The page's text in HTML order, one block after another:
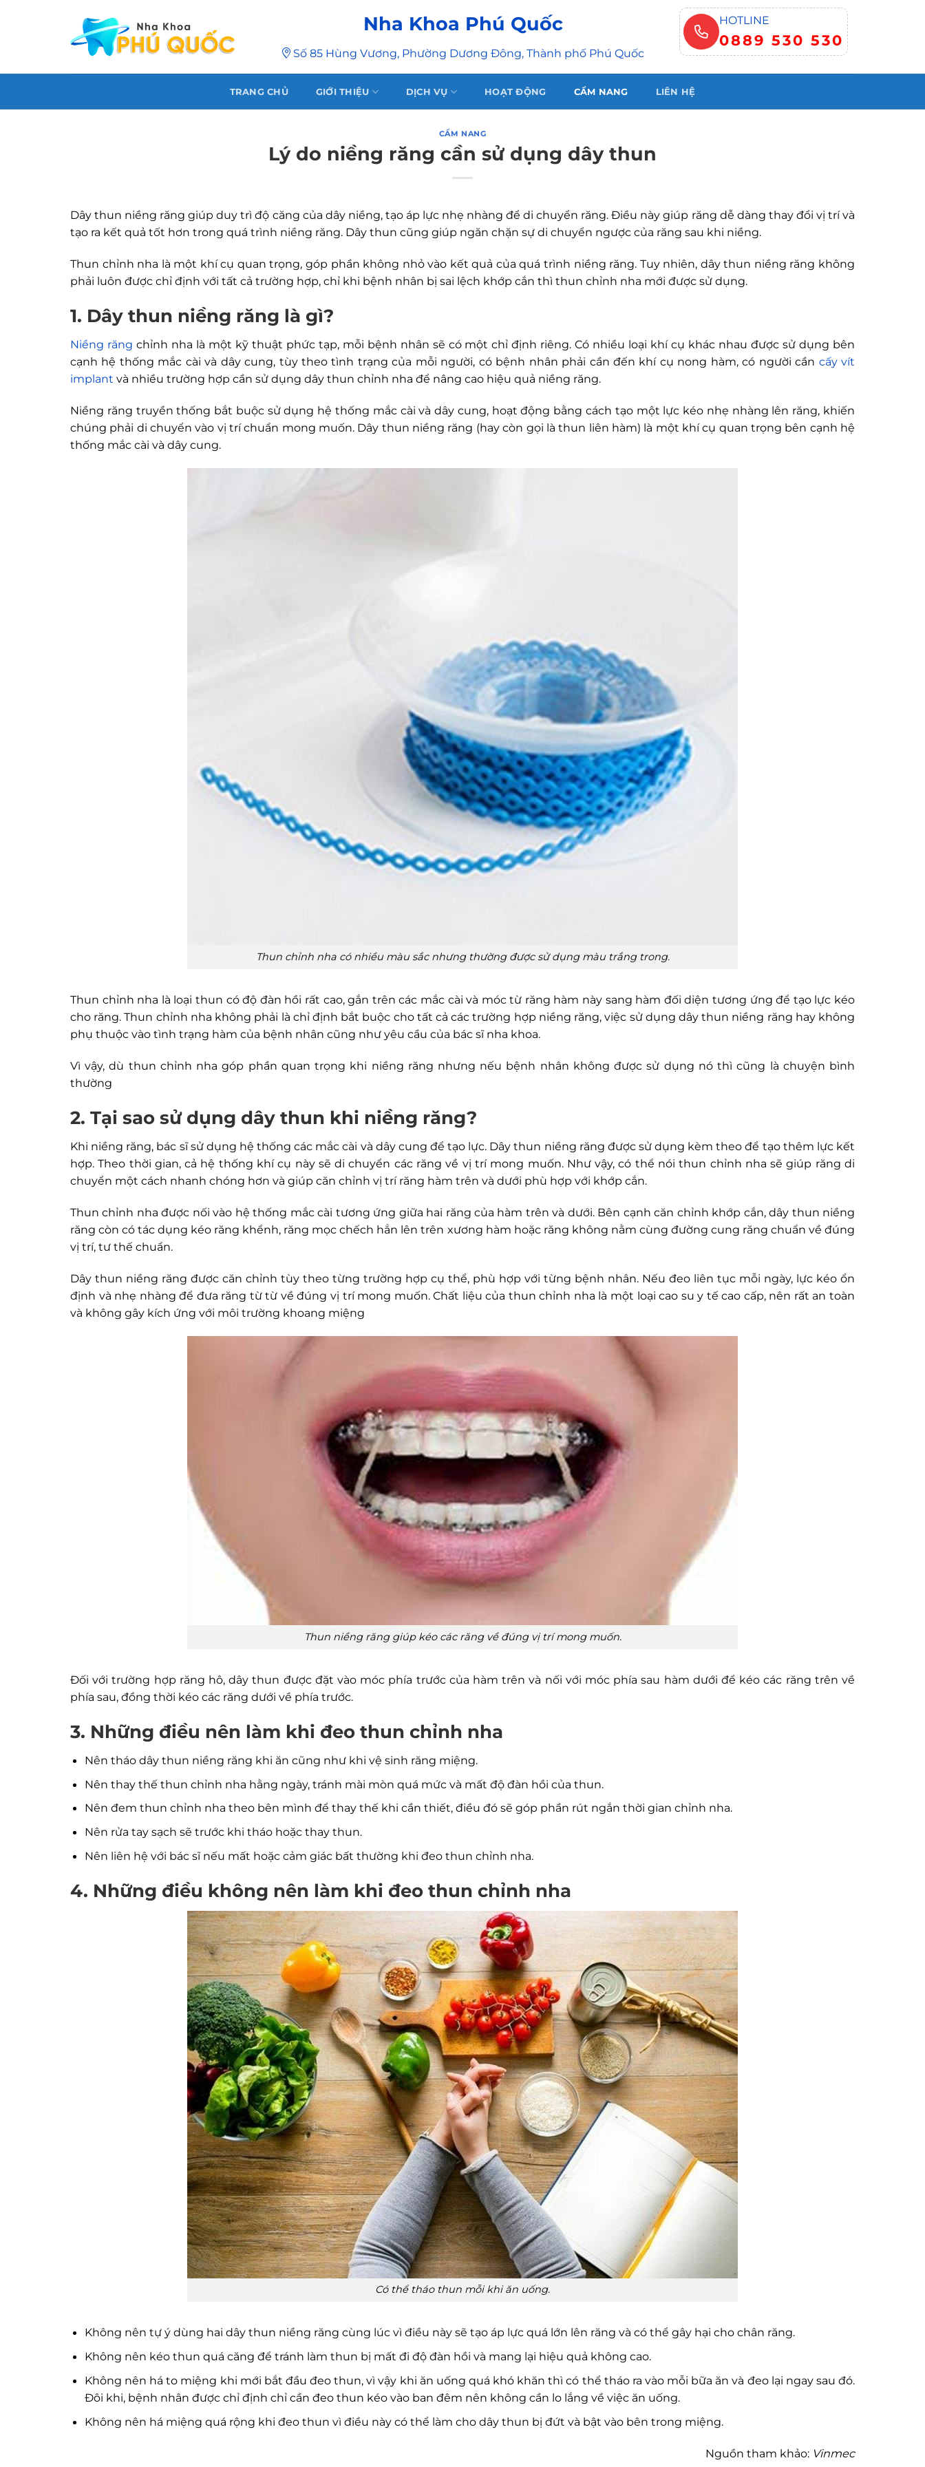
Nha Khoa Phú Quốc
Số 85 Hùng Vương, Phường Dương Đông, Thành phố Phú Quốc
HOTLINE
0889 530 530
TRANG CHỦ GIỚI THIỆU DỊCH VỤ HOẠT ĐỘNG CẨM NANG LIÊN HỆ
CẨM NANG
Lý do niềng răng cần sử dụng dây thun
Dây thun niềng răng giúp duy trì độ căng của dây niềng, tạo áp lực nhẹ nhàng để di chuyển răng. Điều này giúp răng dễ dàng thay đổi vị trí và
tạo ra kết quả tốt hơn trong quá trình niềng răng. Dây thun cũng giúp ngăn chặn sự di chuyển ngược của răng sau khi niềng.
Thun chỉnh nha là một khí cụ quan trọng, góp phần không nhỏ vào kết quả của quá trình niềng răng. Tuy nhiên, dây thun niềng răng không
phải luôn được chỉ định với tất cả trường hợp, chỉ khi bệnh nhân bị sai lệch khớp cắn thì thun chỉnh nha mới được sử dụng.
1. Dây thun niềng răng là gì?
Niềng răng chỉnh nha là một kỹ thuật phức tạp, mỗi bệnh nhân sẽ có một chỉ định riêng. Có nhiều loại khí cụ khác nhau được sử dụng bên
cạnh hệ thống mắc cài và dây cung, tùy theo tình trạng của mỗi người, có bệnh nhân phải cần đến khí cụ nong hàm, có người cần cấy vít
implant và nhiều trường hợp cần sử dụng dây thun chỉnh nha để nâng cao hiệu quả niềng răng.
Niềng răng truyền thống bắt buộc sử dụng hệ thống mắc cài và dây cung, hoạt động bằng cách tạo một lực kéo nhẹ nhàng lên răng, khiến
chúng phải di chuyển vào vị trí chuẩn mong muốn. Dây thun niềng răng (hay còn gọi là thun liên hàm) là một khí cụ quan trọng bên cạnh hệ
thống mắc cài và dây cung.
Thun chỉnh nha có nhiều màu sắc nhưng thường được sử dụng màu trắng trong.
Thun chỉnh nha là loại thun có độ đàn hồi rất cao, gắn trên các mắc cài và móc từ răng hàm này sang hàm đối diện tương ứng để tạo lực kéo
cho răng. Thun chỉnh nha không phải là chỉ định bắt buộc cho tất cả các trường hợp niềng răng, việc sử dụng dây thun niềng răng hay không
phụ thuộc vào tình trạng hàm của bệnh nhân cũng như yêu cầu của bác sĩ nha khoa.
Vì vậy, dù thun chỉnh nha góp phần quan trọng khi niềng răng nhưng nếu bệnh nhân không được sử dụng nó thì cũng là chuyện bình
thường
2. Tại sao sử dụng dây thun khi niềng răng?
Khi niềng răng, bác sĩ sử dụng hệ thống các mắc cài và dây cung để tạo lực. Dây thun niềng răng được sử dụng kèm theo để tạo thêm lực kết
hợp. Theo thời gian, cả hệ thống khí cụ này sẽ di chuyển các răng về vị trí mong muốn. Như vậy, có thể nói thun chỉnh nha sẽ giúp răng di
chuyển một cách nhanh chóng hơn và giúp căn chỉnh vị trí răng hàm trên và dưới phù hợp với khớp cắn.
Thun chỉnh nha được nối vào hệ thống mắc cài tương ứng giữa hai răng của hàm trên và dưới. Bên cạnh căn chỉnh khớp cắn, dây thun niềng
răng còn có tác dụng kéo răng khểnh, răng mọc chếch hẳn lên trên xương hàm hoặc răng không nằm cùng đường cung răng chuẩn về đúng
vị trí, tư thế chuẩn.
Dây thun niềng răng được căn chỉnh tùy theo từng trường hợp cụ thể, phù hợp với từng bệnh nhân. Nếu đeo liên tục mỗi ngày, lực kéo ổn
định và nhẹ nhàng để đưa răng từ từ về đúng vị trí mong muốn. Chất liệu của thun chỉnh nha là một loại cao su y tế cao cấp, nên rất an toàn
và không gây kích ứng với môi trường khoang miệng
Thun niềng răng giúp kéo các răng về đúng vị trí mong muốn.
Đối với trường hợp răng hô, dây thun được đặt vào móc phía trước của hàm trên và nối với móc phía sau hàm dưới để kéo các răng trên về
phía sau, đồng thời kéo các răng dưới về phía trước.
3. Những điều nên làm khi đeo thun chỉnh nha
Nên tháo dây thun niềng răng khi ăn cũng như khi vệ sinh răng miệng.
Nên thay thế thun chỉnh nha hằng ngày, tránh mài mòn quá mức và mất độ đàn hồi của thun.
Nên đem thun chỉnh nha theo bên mình để thay thế khi cần thiết, điều đó sẽ góp phần rút ngắn thời gian chỉnh nha.
Nên rửa tay sạch sẽ trước khi tháo hoặc thay thun.
Nên liên hệ với bác sĩ nếu mất hoặc cảm giác bất thường khi đeo thun chỉnh nha.
4. Những điều không nên làm khi đeo thun chỉnh nha
Có thể tháo thun mỗi khi ăn uống.
Không nên tự ý dùng hai dây thun niềng răng cùng lúc vì điều này sẽ tạo áp lực quá lớn lên răng và có thể gây hại cho chân răng.
Không nên kéo thun quá căng để tránh làm thun bị mất đi độ đàn hồi và mang lại hiệu quả không cao.
Không nên há to miệng khi mới bắt đầu đeo thun, vì vậy khi ăn uống quá khó khăn thì có thể tháo ra vào mỗi bữa ăn và đeo lại ngay sau đó.
Đôi khi, bệnh nhân được chỉ định chỉ cần đeo thun kéo vào ban đêm nên không cần lo lắng về việc ăn uống.
Không nên há miệng quá rộng khi đeo thun vì điều này có thể làm cho dây thun bị đứt và bật vào bên trong miệng.
Nguồn tham khảo: Vinmec